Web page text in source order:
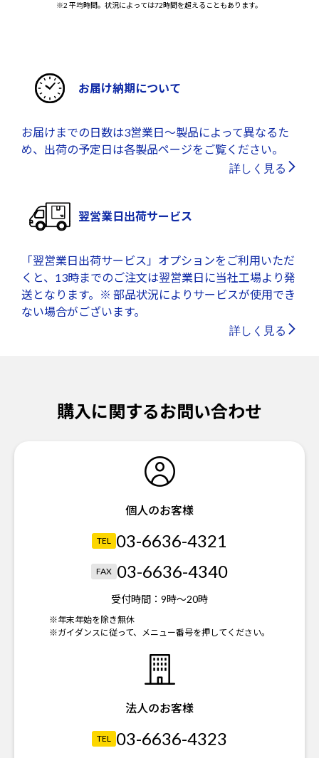
※2 平均時間。状況によっては72時間を超えることもあります。
お届け納期について
お届けまでの日数は3営業日～製品によって異なるた
め、出荷の予定日は各製品ページをご覧ください。
詳しく見る
翌営業日出荷サービス
「翌営業日出荷サービス」オプションをご利用いただ
くと、13時までのご注文は翌営業日に当社工場より発
送となります。※ 部品状況によりサービスが使用でき
ない場合がございます。
詳しく見る
購入に関するお問い合わせ
個人のお客様
TEL 03-6636-4321
FAX 03-6636-4340
受付時間： 9時～20時
※年末年始を除き無休
※ガイダンスに従って、メニュー番号を押してください。
法人のお客様
TEL 03-6636-4323